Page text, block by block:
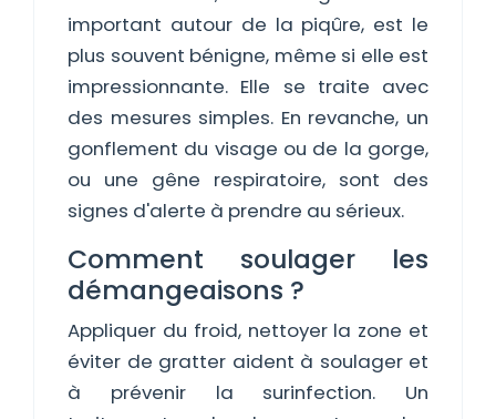
important autour de la piqûre, est le
plus souvent bénigne, même si elle est
impressionnante. Elle se traite avec
des mesures simples. En revanche, un
gonflement du visage ou de la gorge,
ou une gêne respiratoire, sont des
signes d'alerte à prendre au sérieux.
Comment soulager les
démangeaisons ?
Appliquer du froid, nettoyer la zone et
éviter de gratter aident à soulager et
à prévenir la surinfection. Un